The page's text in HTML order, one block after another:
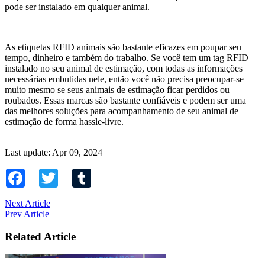
pode ser instalado em qualquer animal.
As etiquetas RFID animais são bastante eficazes em poupar seu
tempo, dinheiro e também do trabalho. Se você tem um tag RFID
instalado no seu animal de estimação, com todas as informações
necessárias embutidas nele, então você não precisa preocupar-se
muito mesmo se seus animais de estimação ficar perdidos ou
roubados. Essas marcas são bastante confiáveis e podem ser uma
das melhores soluções para acompanhamento de seu animal de
estimação de forma hassle-livre.
Last update: Apr 09, 2024
Facebook Twitter
Next Article
Prev Article
Related Article